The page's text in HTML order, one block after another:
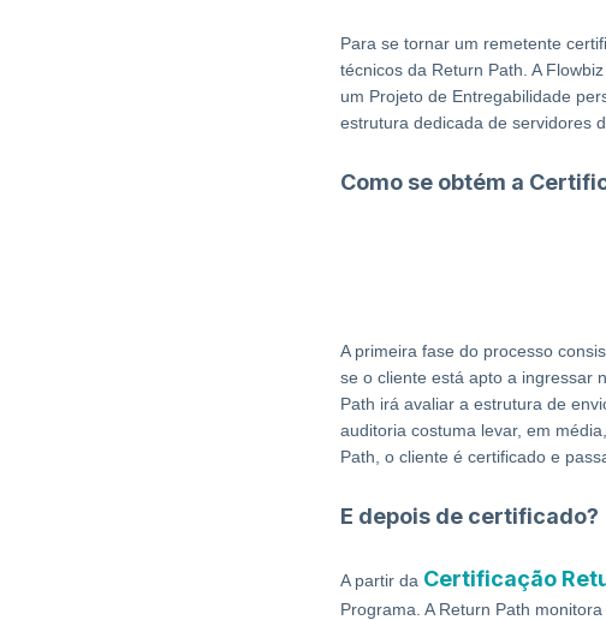
Para se tornar um remetente
técnicos da Return Path. A
um Projeto de Entregabilidade
estrutura dedicada de servidores
Como se obtém a
A primeira fase do processo
se o cliente está apto a ingressar
Path irá avaliar a estrutura de
auditoria costuma levar, em
Path, o cliente é certificado e
E depois de certificado?
A partir da Certificação
Programa. A Return Path